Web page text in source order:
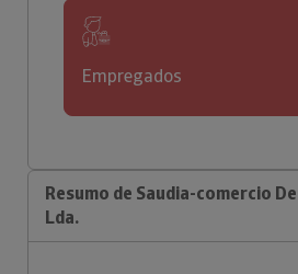
Empregados
Resumo de Saudia-comercio
Lda.